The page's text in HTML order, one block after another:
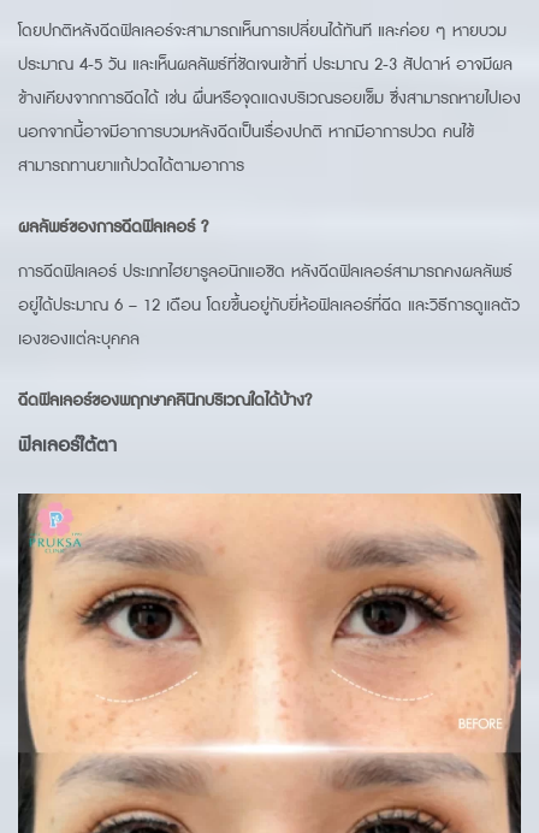
โดยปกติหลังฉีดฟิลเลอร์จะสามารถเห็นการเปลี่ยนได้ทันที และค่อย ๆ หายบวม
ประมาณ 4-5 วัน และเห็นผลลัพธ์ที่ชัดเจนเข้าที่ ประมาณ 2-3 สัปดาห์ อาจมีผล
ข้างเคียงจากการฉีดได้ เช่น ผื่นหรือจุดแดงบริเวณรอยเข็ม ซึ่งสามารถหายไปเอง
นอกจากนี้อาจมีอาการบวมหลังฉีดเป็นเรื่องปกติ หากมีอาการปวด คนไข้
สามารถทานยาแก้ปวดได้ตามอาการ
ผลลัพธ์ของการฉีดฟิลเลอร์ ?
การฉีดฟิลเลอร์ ประเภทไฮยารูลอนิกแอซิด หลังฉีดฟิลเลอร์สามารถคงผลลัพธ์
อยู่ได้ประมาณ 6 – 12 เดือน โดยขึ้นอยู่กับยี่ห้อฟิลเลอร์ที่ฉีด และวิธีการดูแลตัว
เองของแต่ละบุคคล
ฉีดฟิลเลอร์ของพฤกษาคลินิกบริเวณใดได้บ้าง?
ฟิลเลอร์ใต้ตา